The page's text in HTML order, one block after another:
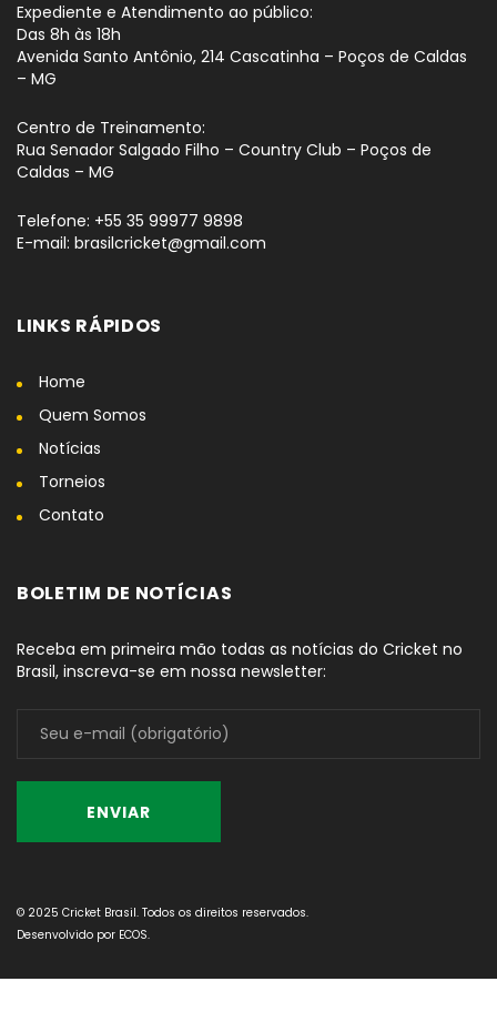
Expediente e Atendimento ao público:
Das 8h às 18h
Avenida Santo Antônio, 214 Cascatinha – Poços de Caldas
– MG
Centro de Treinamento:
Rua Senador Salgado Filho – Country Club – Poços de
Caldas – MG
Telefone: +55 35 99977 9898
E-mail: brasilcricket@gmail.com
LINKS RÁPIDOS
Home
Quem Somos
Notícias
Torneios
Contato
BOLETIM DE NOTÍCIAS
Receba em primeira mão todas as notícias do Cricket no
Brasil, inscreva-se em nossa newsletter:
© 2025 Cricket Brasil. Todos os direitos reservados.
Desenvolvido por ECOS.